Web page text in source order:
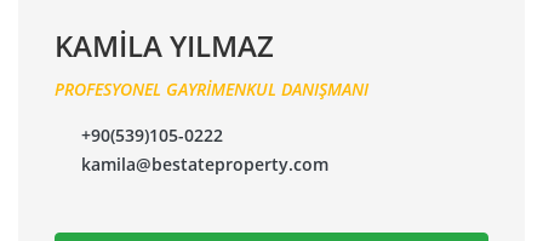
KAMİLA YILMAZ
PROFESYONEL GAYRİMENKUL DANIŞMANI
+90(539)105-0222
kamila@bestateproperty.com